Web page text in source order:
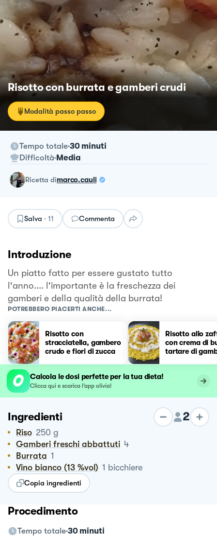
Risotto con burrata e gamberi crudi
Modalità passo passo
Tempo totale 30 minuti
Difficoltà Media
ricetta dimarco.cauli
Salva · 11 Commenta
Introduzione
Un piatto fatto per essere gustato tutto
l'anno.... l'importante è la freschezza dei
gamberi e della qualità della burrata!
POTREBBERO PIACERTI ANCHE...
Risotto con
stracciatella, gambero
crudo e fiori di zucca
Risotto allo
con crema di
tartare di
Calcola le dosi perfette per la tua dieta!
Clicca qui e scarica l’app olivia!
Ingredienti 2
Riso 250 g
Gamberi freschi abbattuti 4
Burrata 1
Vino bianco (13 %vol) 1 bicchiere
Copia ingredienti
Procedimento
Tempo totale 30 minuti